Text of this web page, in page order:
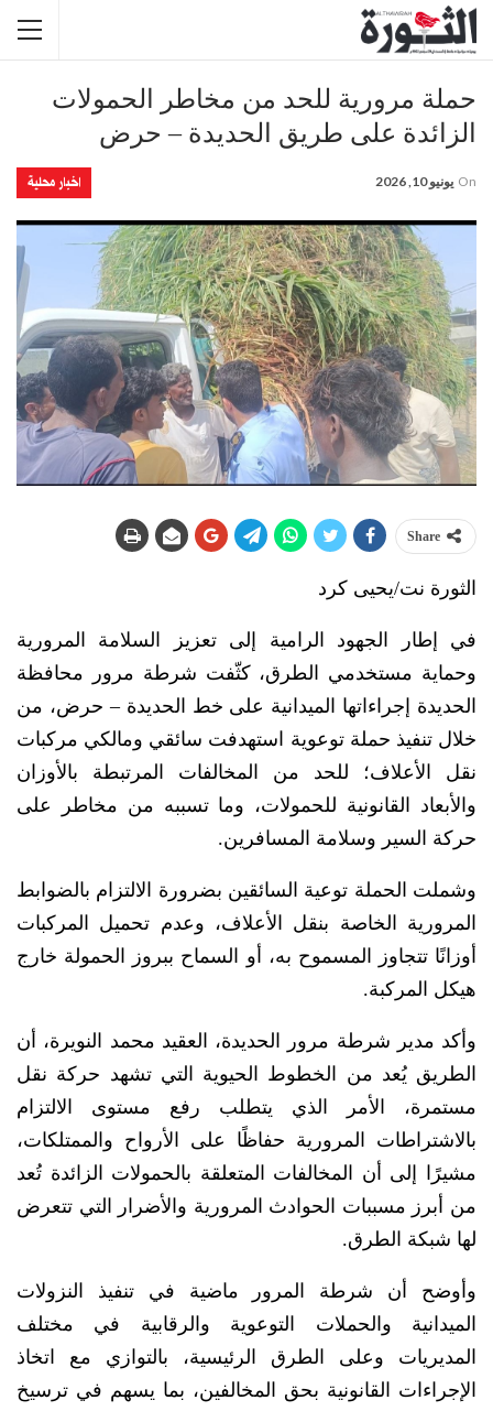
حملة مرورية للحد من مخاطر الحمولات
الزائدة على طريق الحديدة – حرض
اخبار محلية On يونيو 10, 2026
Share
الثورة نت/يحيى كرد
في إطار الجهود الرامية إلى تعزيز السلامة المرورية
وحماية مستخدمي الطرق، كثّفت شرطة مرور محافظة
الحديدة إجراءاتها الميدانية على خط الحديدة – حرض، من
خلال تنفيذ حملة توعوية استهدفت سائقي ومالكي مركبات
نقل الأعلاف؛ للحد من المخالفات المرتبطة بالأوزان
والأبعاد القانونية للحمولات، وما تسببه من مخاطر على
حركة السير وسلامة المسافرين.
وشملت الحملة توعية السائقين بضرورة الالتزام بالضوابط
المرورية الخاصة بنقل الأعلاف، وعدم تحميل المركبات
أوزانًا تتجاوز المسموح به، أو السماح ببروز الحمولة خارج
هيكل المركبة.
وأكد مدير شرطة مرور الحديدة، العقيد محمد النويرة، أن
الطريق يُعد من الخطوط الحيوية التي تشهد حركة نقل
مستمرة، الأمر الذي يتطلب رفع مستوى الالتزام
بالاشتراطات المرورية حفاظًا على الأرواح والممتلكات،
مشيرًا إلى أن المخالفات المتعلقة بالحمولات الزائدة تُعد
من أبرز مسببات الحوادث المرورية والأضرار التي تتعرض
لها شبكة الطرق.
وأوضح أن شرطة المرور ماضية في تنفيذ النزولات
الميدانية والحملات التوعوية والرقابية في مختلف
المديريات وعلى الطرق الرئيسية، بالتوازي مع اتخاذ
الإجراءات القانونية بحق المخالفين، بما يسهم في ترسيخ